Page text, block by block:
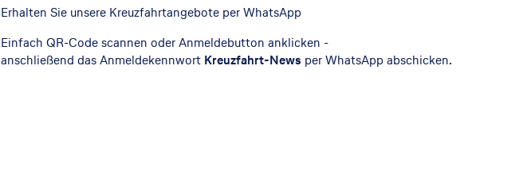
Erhalten Sie unsere Kreuzfahrtangebote per WhatsApp
Einfach QR-Code scannen oder Anmeldebutton anklicken -
anschließend das Anmeldekennwort Kreuzfahrt-News per WhatsApp abschicken.